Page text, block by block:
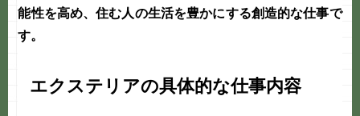
能性を高め、住む人の生活を豊かにする創造的な仕事で
す。
エクステリアの具体的な仕事内容